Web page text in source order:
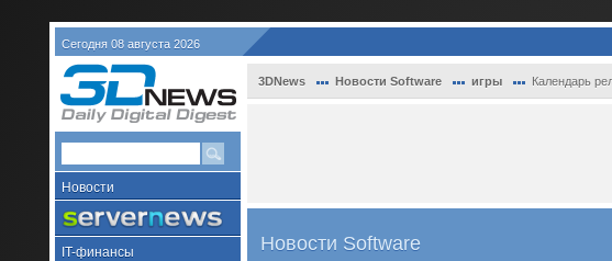
Сегодня 08 августа 2026
Новости
IT-финансы
3DNews Новости Software игры Календарь
Новости Software